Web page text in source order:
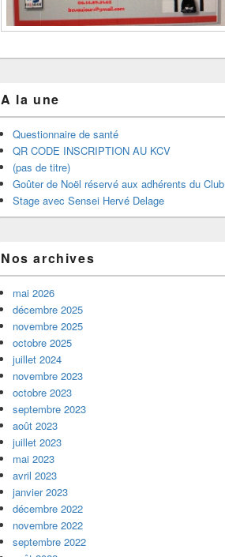
A la une
Questionnaire de santé
QR CODE INSCRIPTION AU KCV
(pas de titre)
Goûter de Noël réservé aux adhérents du Club
Stage avec Sensei Hervé Delage
Nos archives
mai 2026
décembre 2025
novembre 2025
octobre 2025
juillet 2024
novembre 2023
octobre 2023
septembre 2023
août 2023
juillet 2023
mai 2023
avril 2023
janvier 2023
décembre 2022
novembre 2022
septembre 2022